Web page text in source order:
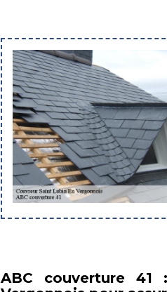
ABC couverture